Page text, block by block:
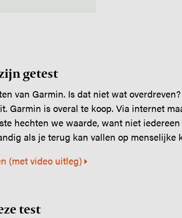
getest
van Garmin. Is dat niet wat
Garmin is overal te koop. Via internet
hechten we waarde, want niet
als je terug kan vallen op menselijke
(met video uitleg)
test